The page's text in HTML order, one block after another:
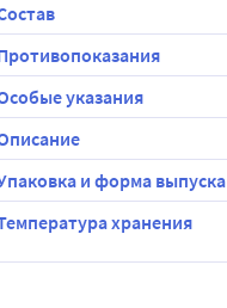
указания
и форма выпуска
хранения